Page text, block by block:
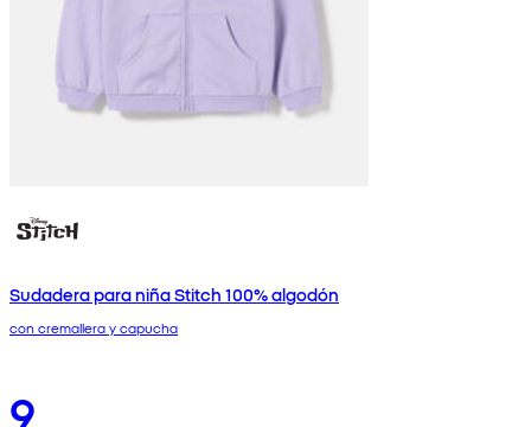
Sudadera para niña Stitch 100% algodón
con cremallera y capucha
9